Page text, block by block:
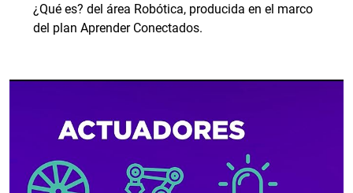
¿Qué es? del área Robótica, producida en el marco
del plan Aprender Conectados.